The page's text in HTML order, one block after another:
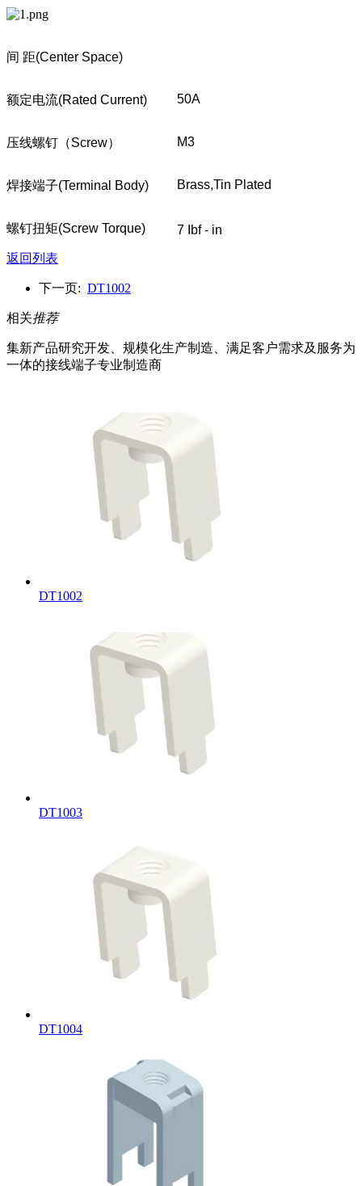
间 距(Center Space)
额定电流(Rated Current) 50A
压线螺钉 （Screw） M3
焊接端子(Terminal Body) Brass,Tin Plated
螺钉扭矩(Screw Torque) 7 Ibf - in
返回列表
下一页: DT1002
相关推荐
集新产品研究开发、规模化生产制造、满足客户需求及服务为
一体的接线端子专业制造商
DT1002
DT1003
DT1004